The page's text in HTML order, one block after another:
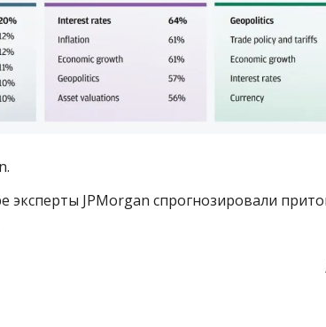
эксперты JPMorgan спрогнозировали